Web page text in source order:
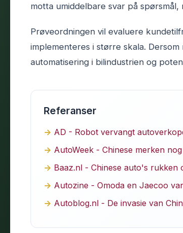
motta umiddelbare svar på
Prøveordningen vil evaluere
implementeres i større skala.
automatisering i bilindustrien og
Referanser
AD - Robot vervangt
AutoWeek - Chinese merken
Baaz.nl - Chinese auto's rukken
Autozine - Omoda en Jaecoo
Autoblog.nl - De invasie van